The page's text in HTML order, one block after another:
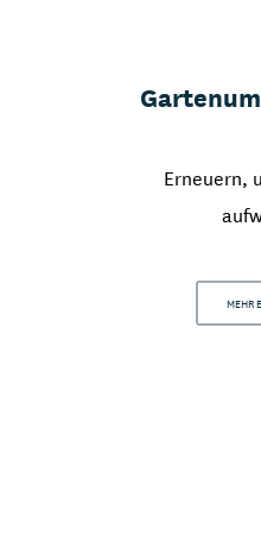
Erneuern,
MEHR